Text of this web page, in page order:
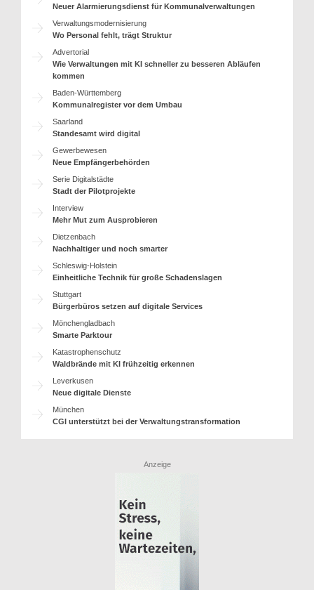
Neuer Alarmierungsdienst für Kommunalverwaltungen
Verwaltungsmodernisierung
Wo Personal fehlt, trägt Struktur
Advertorial
Wie Verwaltungen mit KI schneller zu besseren Abläufen
kommen
Baden-Württemberg
Kommunalregister vor dem Umbau
Saarland
Standesamt wird digital
Gewerbewesen
Neue Empfängerbehörden
Serie Digitalstädte
Stadt der Pilotprojekte
Interview
Mehr Mut zum Ausprobieren
Dietzenbach
Nachhaltiger und noch smarter
Schleswig-Holstein
Einheitliche Technik für große Schadenslagen
Stuttgart
Bürgerbüros setzen auf digitale Services
Mönchengladbach
Smarte Parktour
Katastrophenschutz
Waldbrände mit KI frühzeitig erkennen
Leverkusen
Neue digitale Dienste
München
CGI unterstützt bei der Verwaltungstransformation
Anzeige